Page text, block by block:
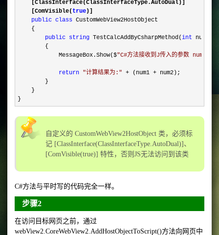
    [ClassInterface(ClassInterfaceType.AutoDual)]
    [ComVisible(
true)]
public class CustomWebView2HostObject
    {
public string TestCalcAddByCsharpMethod(int num1,
        {
            MessageBox.Show($
"C#方法接收到J传入的参数
return "计算结果为: " + (num1 + num2);
        }
    }
}
自定义的 CustomWebView2HostObject 类，必须标
记 [ClassInterface(ClassInterfaceType.AutoDual)]、
[ComVisible(true)] 特性，否则JS无法访问到该类
C#方法与平时写的代码完全一样。
步骤2
在访问目标网页之前，通过
webView2.CoreWebView2.AddHostObjectToScript()方法向网页中